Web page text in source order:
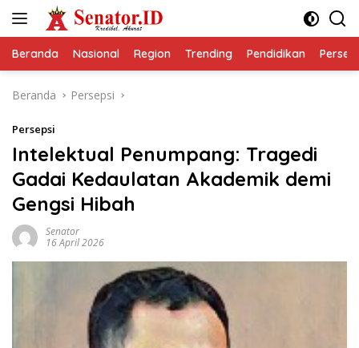
Beranda Nasional Region Trending Pendidikan
Beranda Persepsi
Persepsi
Intelektual Penumpang: Tragedi
Gadai Kedaulatan Akademik demi
Gengsi Hibah
Senator
16 April 2026